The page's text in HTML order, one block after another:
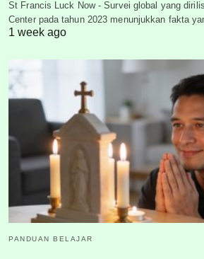
St Francis Luck Now - Survei global yang
Center pada tahun 2023 menunjukkan fakta
1 week ago
PANDUAN BELAJAR